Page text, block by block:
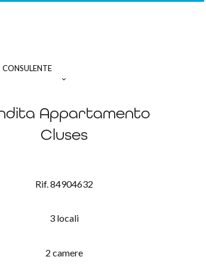
Appartamento
Cluses
Rif. 84904632
3 locali
2 camere